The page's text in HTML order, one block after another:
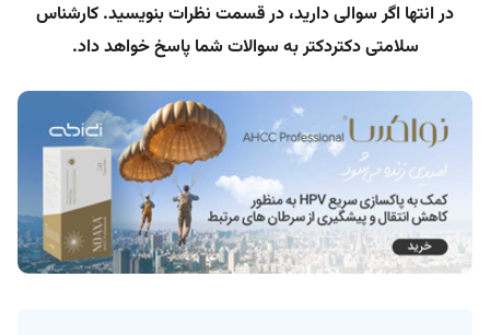
در انتها اگر سوالی دارید، در قسمت نظرات بنویسید. کارشناس
سلامتی دکتردکتر به سوالات شما پاسخ خواهد داد.